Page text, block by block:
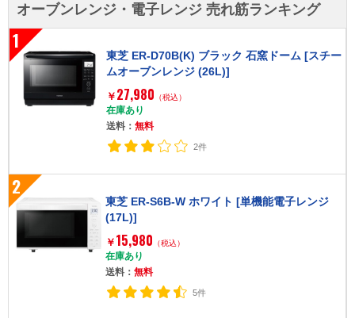
オーブンレンジ・電子レンジ 売れ筋ランキング
1
東芝 ER-D70B(K) ブラック 石窯ドーム [スチー
ムオーブンレンジ (26L)]
￥ 27,980 （税込）
在庫あり
送料：無料
2件
2
東芝 ER-S6B-W ホワイト [単機能電子レンジ
(17L)]
￥ 15,980 （税込）
在庫あり
送料：無料
5件